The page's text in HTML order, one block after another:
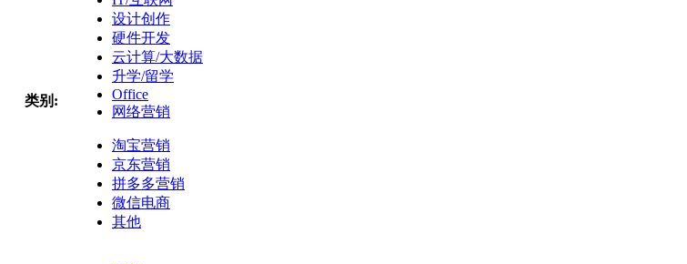
类别:
设计创作
硬件开发
云计算/大数据
升学/留学
Office
网络营销
淘宝营销
京东营销
拼多多营销
微信电商
其他